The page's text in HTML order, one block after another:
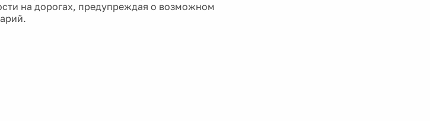
на дорогах, предупреждая о возможном